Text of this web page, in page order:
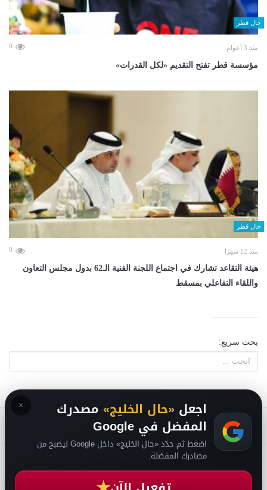
حال قطر
منذ 3 أعوام 0
مؤسسة قطر تفتح التقديم «لكل القدرات»
حال قطر
منذ 12 شهرًا 0
هيئة التقاعد تشارك في اجتماع اللجنة الفنية الـ62 بدول مجلس التعاون
واللقاء التفاعلي بمسقط
بحث سريع:
سياسة الخصوصية-حقوق الملكية الفكرية DMCA
فريق التحرير
× اجعل «حال الخليج» مصدرك
المفضل في Google
اضغط ثم حدّد «حال الخليج» داخل Google ليصبح من
مصادرك المفضلة.